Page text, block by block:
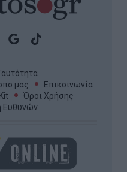
μας
Επικοινωνία
Όροι Χρήσης
Ευθυνών